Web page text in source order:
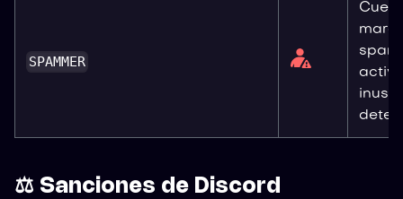
SPAMMER
⚖️ Sanciones de Discord